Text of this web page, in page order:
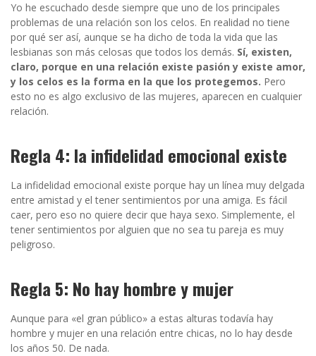
Yo he escuchado desde siempre que uno de los principales
problemas de una relación son los celos. En realidad no tiene
por qué ser así, aunque se ha dicho de toda la vida que las
lesbianas son más celosas que todos los demás. Sí, existen,
claro, porque en una relación existe pasión y existe amor,
y los celos es la forma en la que los protegemos. Pero
esto no es algo exclusivo de las mujeres, aparecen en cualquier
relación.
Regla 4: la infidelidad emocional existe
La infidelidad emocional existe porque hay un línea muy delgada
entre amistad y el tener sentimientos por una amiga. Es fácil
caer, pero eso no quiere decir que haya sexo. Simplemente, el
tener sentimientos por alguien que no sea tu pareja es muy
peligroso.
Regla 5: No hay hombre y mujer
Aunque para «el gran público» a estas alturas todavía hay
hombre y mujer en una relación entre chicas, no lo hay desde
los años 50. De nada.